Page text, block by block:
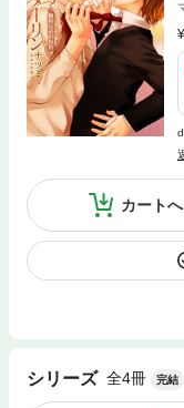
カートへ
シリーズ 全4冊 完結